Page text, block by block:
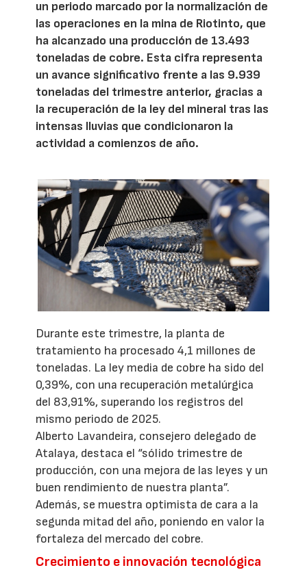
un periodo marcado por la normalización de
las operaciones en la mina de Riotinto, que
ha alcanzado una producción de 13.493
toneladas de cobre. Esta cifra representa
un avance significativo frente a las 9.939
toneladas del trimestre anterior, gracias a
la recuperación de la ley del mineral tras las
intensas lluvias que condicionaron la
actividad a comienzos de año.
Durante este trimestre, la planta de
tratamiento ha procesado 4,1 millones de
toneladas. La ley media de cobre ha sido del
0,39%, con una recuperación metalúrgica
del 83,91%, superando los registros del
mismo periodo de 2025.
Alberto Lavandeira, consejero delegado de
Atalaya, destaca el “sólido trimestre de
producción, con una mejora de las leyes y un
buen rendimiento de nuestra planta”.
Además, se muestra optimista de cara a la
segunda mitad del año, poniendo en valor la
fortaleza del mercado del cobre.
Crecimiento e innovación tecnológica